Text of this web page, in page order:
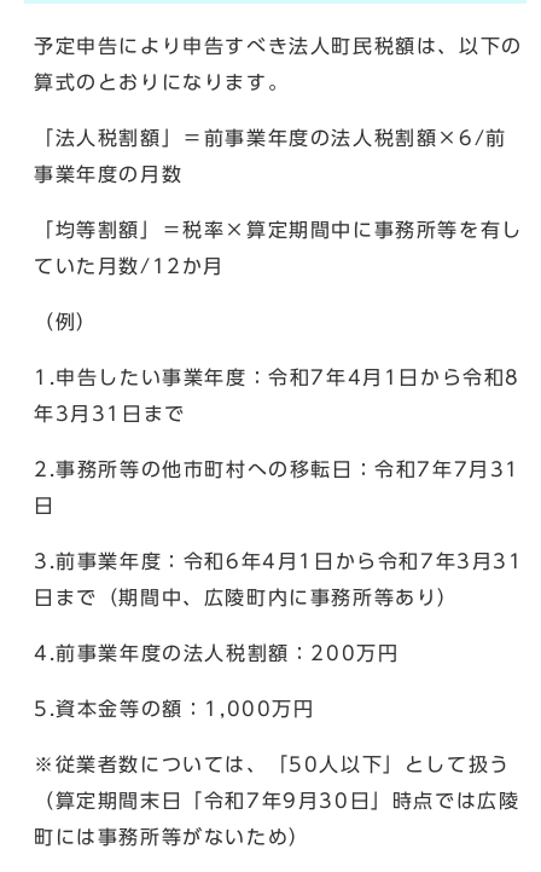
予定申告により申告すべき法人町民税額は、以下の
算式のとおりになります。
「法人税割額」＝前事業年度の法人税割額×6/前
事業年度の月数
「均等割額」＝税率×算定期間中に事務所等を有し
ていた月数/12か月
（例）
1.申告したい事業年度：令和7年4月1日から令和8
年3月31日まで
2.事務所等の他市町村への移転日：令和7年7月31
日
3.前事業年度：令和6年4月1日から令和7年3月31
日まで（期間中、広陵町内に事務所等あり）
4.前事業年度の法人税割額：200万円
5.資本金等の額：1,000万円
※従業者数については、「50人以下」として扱う
（算定期間末日「令和7年9月30日」時点では広陵
町には事務所等がないため）